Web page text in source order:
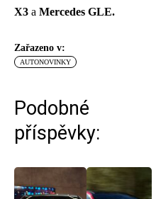
X3 a Mercedes GLE.
Zařazeno v:
AUTONOVINKY
Podobné
příspěvky: